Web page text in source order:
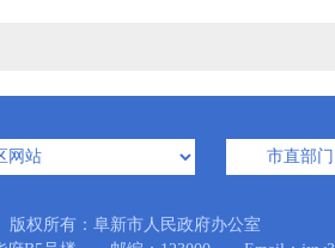
权所有：阜新市人民政府办公室